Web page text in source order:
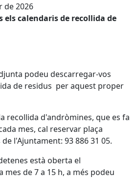
de 2026
els calendaris de recollida de
podeu descarregar-vos
de residus per aquest proper
recollida d'andròmines, que es fa
mes, cal reservar plaça
l'Ajuntament: 93 886 31 05.
està oberta el
de 7 a 15 h, a més podeu